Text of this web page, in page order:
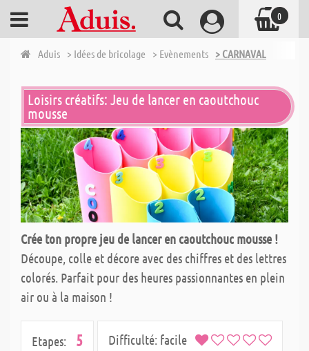
Aduis > Idées de bricolage > Evènements > CARNAVAL
Loisirs créatifs: Jeu de lancer en caoutchouc
mousse
Crée ton propre jeu de lancer en caoutchouc mousse !
Découpe, colle et décore avec des chiffres et des lettres
colorés. Parfait pour des heures passionnantes en plein
air ou à la maison !
Etapes: 5 Difficulté: facile
0